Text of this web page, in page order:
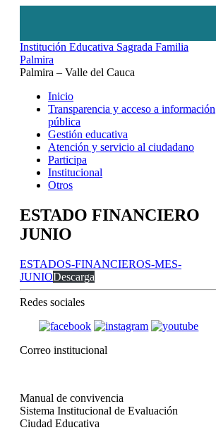
Institución Educativa Sagrada Familia
Palmira
Palmira – Valle del Cauca
Inicio
Transparencia y acceso a información
pública
Gestión educativa
Atención y servicio al ciudadano
Participa
Institucional
Otros
ESTADO FINANCIERO
JUNIO
ESTADOS-FINANCIEROS-MES-
JUNIODescarga
Redes sociales
Correo institucional
Manual de convivencia
Sistema Institucional de Evaluación
Ciudad Educativa